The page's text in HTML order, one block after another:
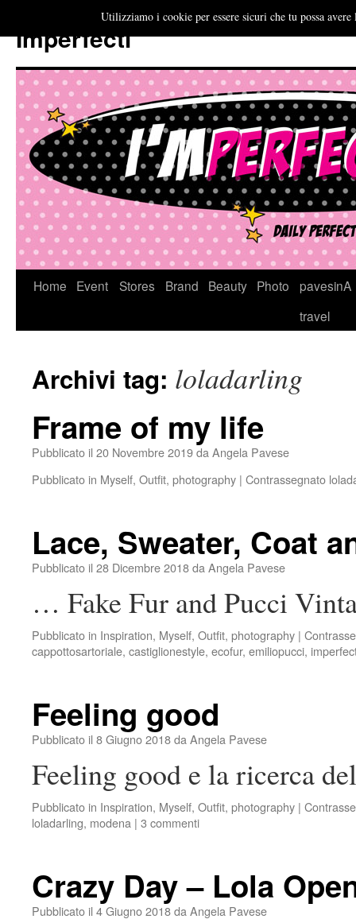
Imperfecti
VaiHome Event Stores Brand Beauty Photo
pavesinA
travel
Archivi tag: loladarling
Frame of my life
Pubblicato il 20 Novembre 2019da Angela Pavese
Pubblicato in Myself, Outfit, photography | Contrassegnato
Lace, Sweater, Coat
Pubblicato il 28 Dicembre 2018da Angela Pavese
… Fake Fur and Pucci
Pubblicato in Inspiration, Myself, Outfit, photography |
cappottosartoriale, castiglionestyle, ecofur, emiliopucci,
Feeling good
Pubblicato il 8 Giugno 2018da Angela Pavese
Feeling good e la ricerca
Pubblicato in Inspiration, Myself, Outfit, photography |
loladarling, modena | 3 commenti
Crazy Day – Lola
Pubblicato il 4 Giugno 2018da Angela Pavese
Utilizziamo i cookie per essere sicuri che tu possa